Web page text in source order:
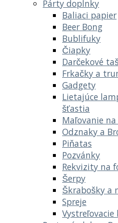
Párty doplnky
Baliaci papier
Beer Bong
Bublifuky
Čiapky
Darčekové
Frkačky a
Gadgety
Lietajúce
šťastia
Maľovanie
Odznaky a
Piňatas
Pozvánky
Rekvizity na
Šerpy
Škrabošky a
Spreje